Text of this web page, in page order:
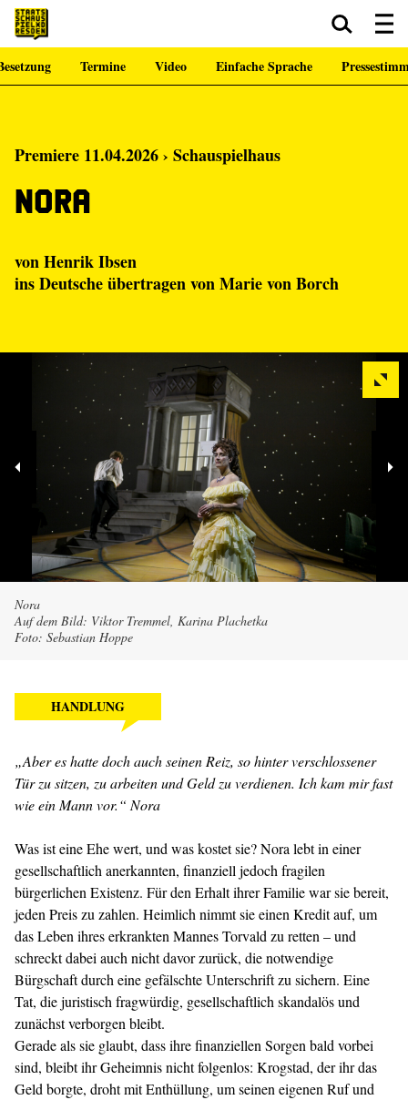
Zum Hauptinhalt springen Zum Footer springen
Termine Video Einfache Sprache
Premiere 11.04.2026 › Schauspielhaus
Nora
von Henrik Ibsen
ins Deutsche übertragen von Marie von Borch
Nora
Auf dem Bild: Viktor Tremmel, Karina Plachetka
Foto: Sebastian Hoppe
HANDLUNG
„Aber es hatte doch auch seinen Reiz, so hinter verschlossener
Tür zu sitzen, zu arbeiten und Geld zu verdienen. Ich kam mir fast
wie ein Mann vor.“ Nora
Was ist eine Ehe wert, und was kostet sie? Nora lebt in einer
gesellschaftlich anerkannten, finanziell jedoch fragilen
bürgerlichen Existenz. Für den Erhalt ihrer Familie war sie bereit,
jeden Preis zu zahlen. Heimlich nimmt sie einen Kredit auf, um
das Leben ihres erkrankten Mannes Torvald zu retten – und
schreckt dabei auch nicht davor zurück, die notwendige
Bürgschaft durch eine gefälschte Unterschrift zu sichern. Eine
Tat, die juristisch fragwürdig, gesellschaftlich skandalös und
zunächst verborgen bleibt.
Gerade als sie glaubt, dass ihre finanziellen Sorgen bald vorbei
sind, bleibt ihr Geheimnis nicht folgenlos: Krogstad, der ihr das
Geld borgte, droht mit Enthüllung, um seinen eigenen Ruf und